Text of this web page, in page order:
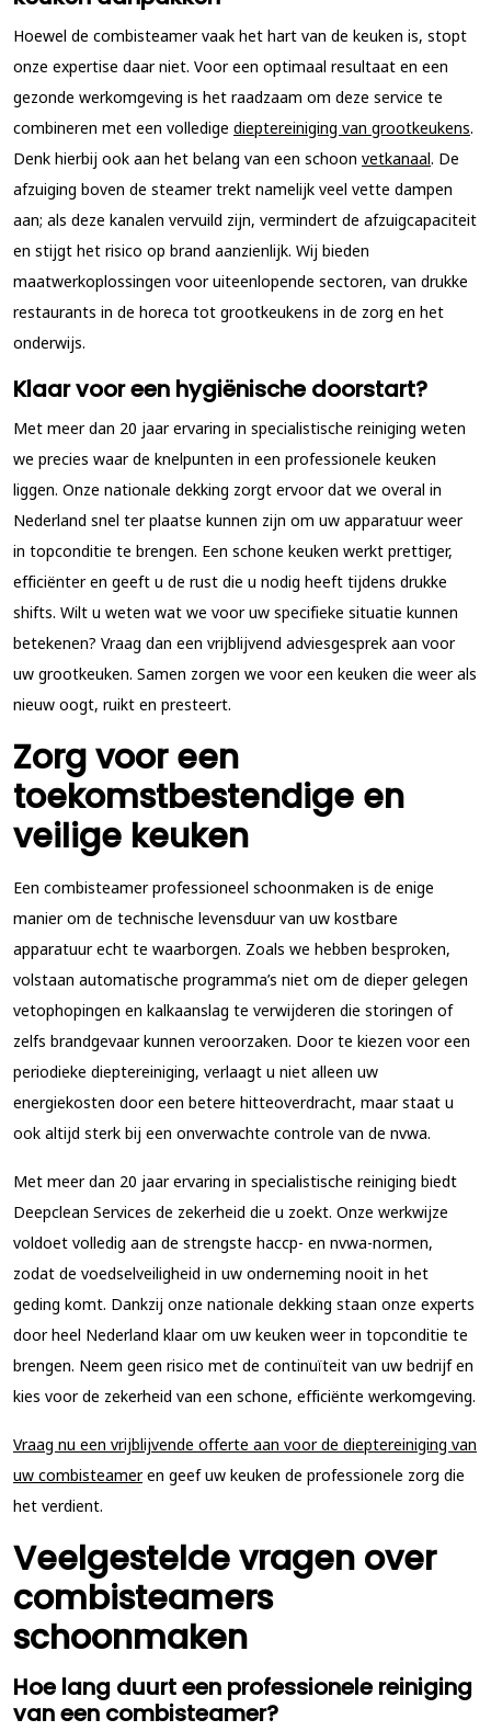
Hoewel de combisteamer vaak het hart van de keuken is, stopt
onze expertise daar niet. Voor een optimaal resultaat en een
gezonde werkomgeving is het raadzaam om deze service te
combineren met een volledige dieptereiniging van grootkeukens.
Denk hierbij ook aan het belang van een schoon vetkanaal. De
afzuiging boven de steamer trekt namelijk veel vette dampen
aan; als deze kanalen vervuild zijn, vermindert de afzuigcapaciteit
en stijgt het risico op brand aanzienlijk. Wij bieden
maatwerkoplossingen voor uiteenlopende sectoren, van drukke
restaurants in de horeca tot grootkeukens in de zorg en het
onderwijs.
Klaar voor een hygiënische doorstart?
Met meer dan 20 jaar ervaring in specialistische reiniging weten
we precies waar de knelpunten in een professionele keuken
liggen. Onze nationale dekking zorgt ervoor dat we overal in
Nederland snel ter plaatse kunnen zijn om uw apparatuur weer
in topconditie te brengen. Een schone keuken werkt prettiger,
efficiënter en geeft u de rust die u nodig heeft tijdens drukke
shifts. Wilt u weten wat we voor uw specifieke situatie kunnen
betekenen? Vraag dan een vrijblijvend adviesgesprek aan voor
uw grootkeuken. Samen zorgen we voor een keuken die weer als
nieuw oogt, ruikt en presteert.
Zorg voor een
toekomstbestendige en
veilige keuken
Een combisteamer professioneel schoonmaken is de enige
manier om de technische levensduur van uw kostbare
apparatuur echt te waarborgen. Zoals we hebben besproken,
volstaan automatische programma’s niet om de dieper gelegen
vetophopingen en kalkaanslag te verwijderen die storingen of
zelfs brandgevaar kunnen veroorzaken. Door te kiezen voor een
periodieke dieptereiniging, verlaagt u niet alleen uw
energiekosten door een betere hitteoverdracht, maar staat u
ook altijd sterk bij een onverwachte controle van de nvwa.
Met meer dan 20 jaar ervaring in specialistische reiniging biedt
Deepclean Services de zekerheid die u zoekt. Onze werkwijze
voldoet volledig aan de strengste haccp- en nvwa-normen,
zodat de voedselveiligheid in uw onderneming nooit in het
geding komt. Dankzij onze nationale dekking staan onze experts
door heel Nederland klaar om uw keuken weer in topconditie te
brengen. Neem geen risico met de continuïteit van uw bedrijf en
kies voor de zekerheid van een schone, efficiënte werkomgeving.
Vraag nu een vrijblijvende offerte aan voor de dieptereiniging van
uw combisteameren geef uw keuken de professionele zorg die
het verdient.
Veelgestelde vragen over
combisteamers
schoonmaken
Hoe lang duurt een professionele reiniging
van een combisteamer?